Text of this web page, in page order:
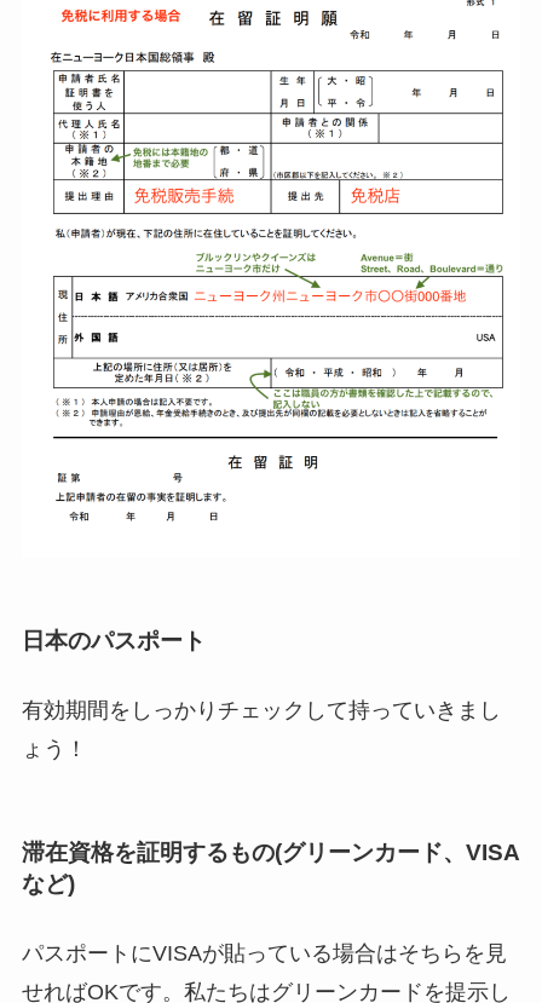
日本のパスポート
有効期間をしっかりチェックして持っていきまし
ょう！
滞在資格を証明するもの(グリーンカード、VISA
など)
パスポートにVISAが貼っている場合はそちらを見
せればOKです。私たちはグリーンカードを提示し